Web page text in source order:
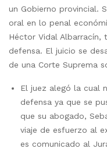
un Gobierno provincial.
oral en lo penal
Héctor Vidal Albarracín,
defensa. El juicio se
de una Corte Suprema
El juez alegó la cual
defensa ya que se
que su abogado,
viaje de esfuerzo al
es comunicado al